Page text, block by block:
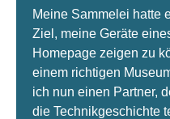
Meine Sammelei hatte
Ziel, meine Geräte
Homepage zeigen zu
einem richtigen
ich nun einen Partner,
die Technikgeschichte